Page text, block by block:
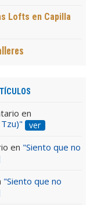
Lofts en Capilla
en
ver
en "Siento que no
"Siento que no